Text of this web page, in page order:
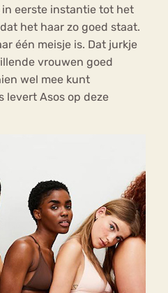
eerste instantie tot het
het haar zo goed staat.
één meisje is. Dat jurkje
vrouwen goed
wel mee kunt
levert Asos op deze